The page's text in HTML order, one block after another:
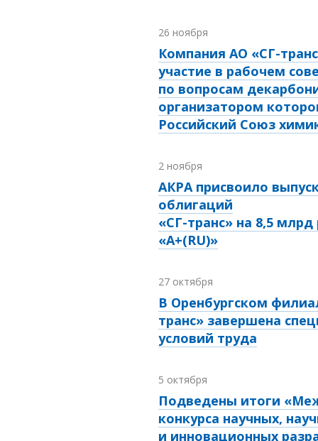
26 ноября
Компания АО «СГ-
участие в рабочем
по вопросам
организатором
Российский Союз
2 ноября
АКРА присвоило
облигаций
«СГ-транс» на 8,5
«A+(RU)»
27 октября
В Оренбургском
транс» завершена
условий труда
5 октября
Подведены итоги
конкурса научных,
и инновационных